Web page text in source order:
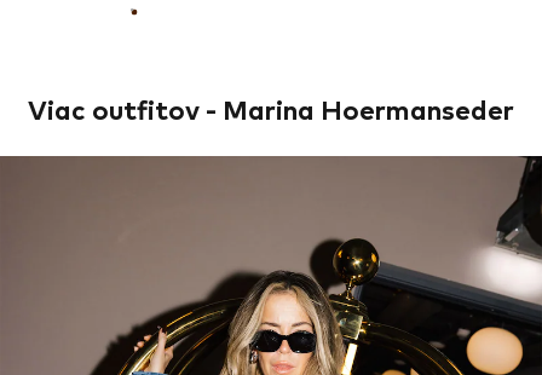
Viac outfitov - Marina Hoermanseder